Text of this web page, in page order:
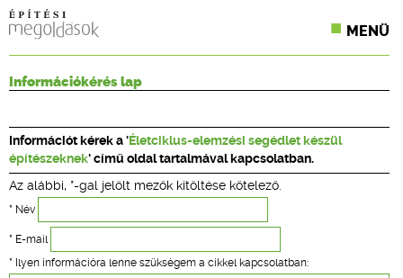
MENÜ
CPR TERMÉKKIÍRÁS
ÉPÍTÉSI JOG
ONLINE KÉPZÉSEK
TERVEZÉSI SEGÉDLETEK
Információkérés lap
Információt kérek a ' Életciklus-elemzési segédlet készül
építészeknek' című oldal tartalmával kapcsolatban.
Az alábbi, *-gal jelölt mezők kitöltése kötelező.
* Név
* E-mail
* Ilyen információra lenne szükségem a cikkel kapcsolatban: